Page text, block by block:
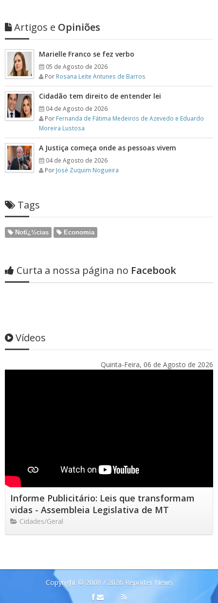
Artigos e Opiniões
Marielle Franco se fez verbo
05 de Agosto de 2026
Por Rosana Leite Antunes de Barros
Cidadão tem direito de entender lei
04 de Agosto de 2026
Por Fernanda de Fátima Medeiros de Azevedo e Eduardo
Moreira Lustosa
A Justiça começa onde as pessoas vivem
04 de Agosto de 2026
Por José Zuquim Nogueira
Tags
Notï¿½cias Economia
Curta a nossa página no Facebook
Vídeos
Quinta-Feira, 06 de Agosto de 2026
Informe Publicitário: Leis que transformam
vidas - Assembleia Legislativa de MT
Cidades/Geral
Copyright © 2008 / 2026 Repórter News